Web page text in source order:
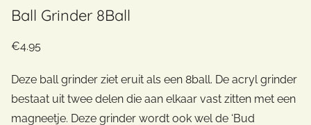
Ball Grinder 8Ball
€4.95
Deze ball grinder ziet eruit als een 8ball. De acryl grinder
bestaat uit twee delen die aan elkaar vast zitten met een
magneetje. Deze grinder wordt ook wel de ‘Bud